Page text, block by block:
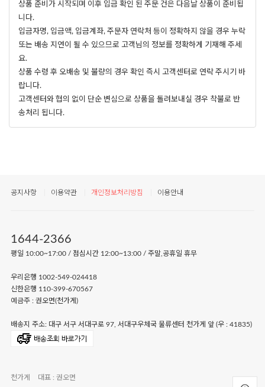
상품 준비가 시작되며 이후 입금 확인 된 주문 건은 다음날 상품이 준비됩
니다.
입금자명, 입금액, 입금계좌, 주문자 연락처 등이 정확하지 않을 경우 누락
또는 배송 지연이 될 수 있으므로 고객님의 정보를 정확하게 기재해 주세
요.
상품 수령 후 오배송 및 불량의 경우 확인 즉시 고객센터로 연락 주시기 바
랍니다.
고객센터와 협의 없이 단순 변심으로 상품을 돌려보내실 경우 착불로 반
송처리 됩니다.
공지사항 이용약관 개인정보처리방침 이용안내
1644-2366
평일 10:00~17:00 / 점심시간 12:00~13:00 / 주말,공휴일 휴무
우리은행 1002-549-024418
신한은행 110-399-670567
예금주 : 권오면(천가게)
배송지 주소: 대구 서구 서대구로 97, 서대구우체국 물류센터 천가게 앞 (우 : 41835)
천가게 대표 : 권오면